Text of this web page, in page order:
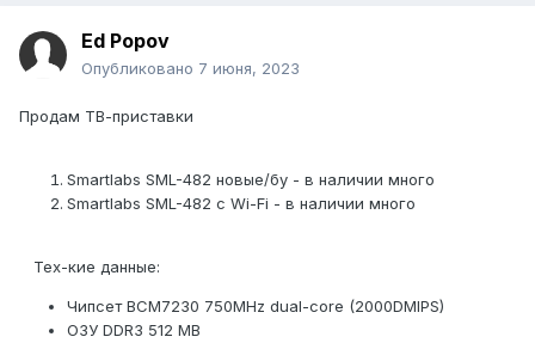
Ed Popov
Опубликовано 7 июня, 2023
Продам ТВ-приставки
Smartlabs SML-482 новые/бу - в наличии много
Smartlabs SML-482 с Wi-Fi - в наличии много
Тех-кие данные:
Чипсет BCM7230 750MHz dual-core (2000DMIPS)
ОЗУ DDR3 512 MB